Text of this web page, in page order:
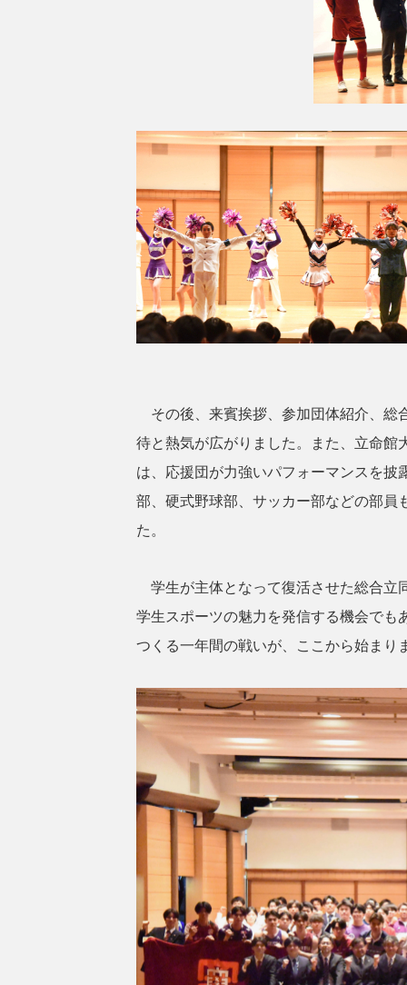
その後、来賓挨拶、参加団体紹介、総
待と熱気が広がりました。また、立命
は、応援団が力強いパフォーマンスを
部、硬式野球部、サッカー部などの部
た。
学生が主体となって復活させた総合立
学生スポーツの魅力を発信する機会で
つくる一年間の戦いが、ここから始まり